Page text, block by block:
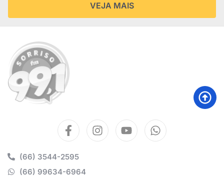
VEJA MAIS
(66) 3544-2595
(66) 99634-6964